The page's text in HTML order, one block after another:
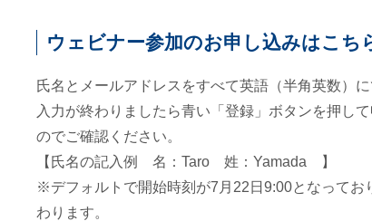
ウェビナー参加のお申し込みはこち
氏名とメールアドレスをすべて英語（半角英数）
入力が終わりましたら青い「登録」ボタンを押し
のでご確認ください。
【氏名の記入例 名：Taro 姓：Yamada 】
※デフォルトで開始時刻が7月22日9:00となってお
わります。